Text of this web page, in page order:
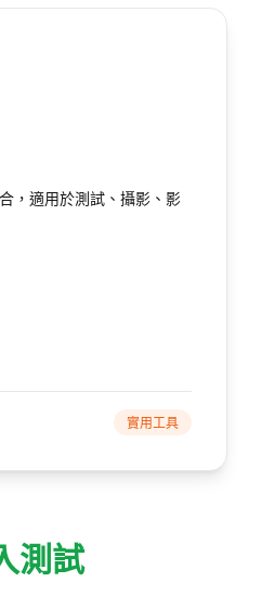
，適用於測試、攝影、影
實用工具
測試